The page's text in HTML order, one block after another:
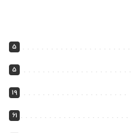
5
5
19
61